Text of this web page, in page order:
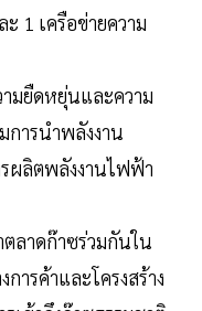
1 เครือข่ายความ
มยืดหยุ่นและความ
การนำพลังงาน
ผลิตพลังงานไฟฟ้า
ลาดก๊าซร่วมกันใน
ารค้าและโครงสร้าง